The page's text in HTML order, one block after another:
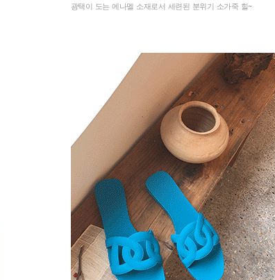
광택이 도는 에나멜 소재로서 세련된 분위기 소가죽 힐~